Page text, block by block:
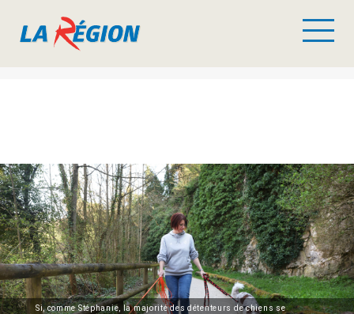
Si, comme Stéphanie, la majorité des détenteurs de chiens se